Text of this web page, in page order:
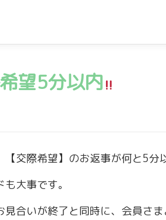
望5分以内
交際希望】のお返事が何と5分
大事です。
合いが終了と同時に、会員さ